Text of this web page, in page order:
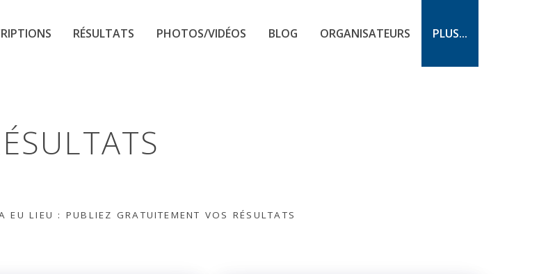
RÉSULTATS PHOTOS/VIDÉOS BLOG ORGANISATEURS PLUS...
EU LIEU : PUBLIEZ GRATUITEMENT VOS RÉSULTATS